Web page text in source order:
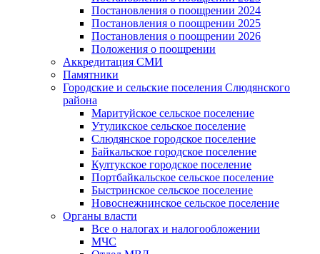
Постановления о поощрении 2024
Постановления о поощрении 2025
Постановления о поощрении 2026
Положения о поощрении
Аккредитация СМИ
Памятники
Городские и сельские поселения Слюдянского
района
Маритуйское сельское поселение
Утуликское сельское поселение
Слюдянское городское поселение
Байкальское городское поселение
Култукское городское поселение
Портбайкальское сельское поселение
Быстринское сельское поселение
Новоснежнинское сельское поселение
Органы власти
Все о налогах и налогообложении
МЧС